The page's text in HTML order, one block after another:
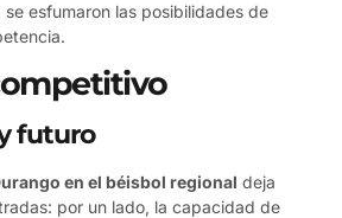
se esfumaron las posibilidades de
futuro
en el béisbol regional deja
por un lado, la capacidad de